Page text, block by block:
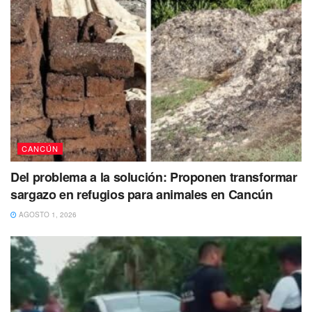
trascendió como información preliminar, que uno de los
trabajadores habría alcanzado a ver a un par de personas
en la azotea de la agencia de autos.
CANCÚN
Del problema a la solución: Proponen transformar
sargazo en refugios para animales en Cancún
AGOSTO 1, 2026